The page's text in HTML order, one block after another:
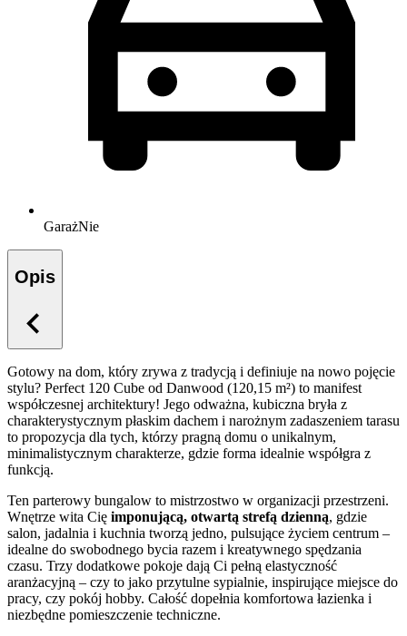
GarażNie
Opis
Gotowy na dom, który zrywa z tradycją i definiuje na nowo pojęcie
stylu? Perfect 120 Cube od Danwood (120,15 m²) to manifest
współczesnej architektury! Jego odważna, kubiczna bryła z
charakterystycznym płaskim dachem i narożnym zadaszeniem tarasu
to propozycja dla tych, którzy pragną domu o unikalnym,
minimalistycznym charakterze, gdzie forma idealnie współgra z
funkcją.
Ten parterowy bungalow to mistrzostwo w organizacji przestrzeni.
Wnętrze wita Cię imponującą, otwartą strefą dzienną, gdzie
salon, jadalnia i kuchnia tworzą jedno, pulsujące życiem centrum –
idealne do swobodnego bycia razem i kreatywnego spędzania
czasu. Trzy dodatkowe pokoje dają Ci pełną elastyczność
aranżacyjną – czy to jako przytulne sypialnie, inspirujące miejsce do
pracy, czy pokój hobby. Całość dopełnia komfortowa łazienka i
niezbędne pomieszczenie techniczne.